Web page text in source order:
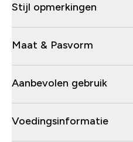
Stijl opmerkingen
Maat & Pasvorm
Aanbevolen gebruik
Voedingsinformatie